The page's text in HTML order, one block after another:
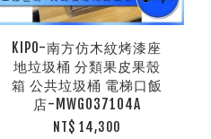
KIPO-南方仿木紋烤漆座
地垃圾桶 分類果皮果殼
箱 公共垃圾桶 電梯口飯
店-MWG037104A
NT$ 14,300